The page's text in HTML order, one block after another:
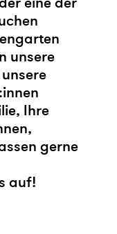
unsere
Ihre
gerne
auf!